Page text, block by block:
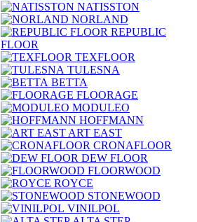
NATISSTON
NORLAND
REPUBLIC
FLOOR
TEXFLOOR
TULESNA
BETTA
FLOORAGE
MODULEO
HOFFMANN
ART EAST
CRONAFLOOR
DEW FLOOR
FLOORWOOD
ROYCE
STONEWOOD
VINILPOL